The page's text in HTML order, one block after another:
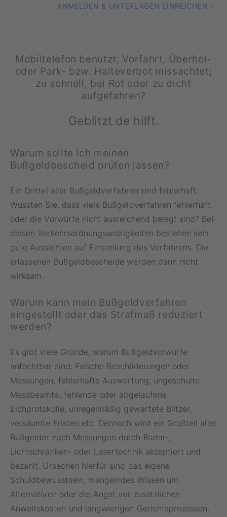
ANMELDEN & UNTERLAGEN EINREICHEN
Mobiltelefon benutzt; Vorfahrt, Überhol-
oder Park- bzw. Halteverbot missachtet;
zu schnell, bei Rot oder zu dicht
aufgefahren?
Geblitzt.de hilft.
Warum sollte ich meinen
Bußgeldbescheid prüfen lassen?
Ein Drittel aller Bußgeldverfahren sind fehlerhaft.
Wussten Sie, dass viele Bußgeldverfahren fehlerhaft
oder die Vorwürfe nicht ausreichend belegt sind? Bei
diesen Verkehrsordnungswidrigkeiten bestehen sehr
gute Aussichten auf Einstellung des Verfahrens. Die
erlassenen Bußgeldbescheide werden dann nicht
wirksam.
Warum kann mein Bußgeldverfahren
eingestellt oder das Strafmaß reduziert
werden?
Es gibt viele Gründe, warum Bußgeldvorwürfe
anfechtbar sind: Falsche Beschilderungen oder
Messungen, fehlerhafte Auswertung, ungeschulte
Messbeamte, fehlende oder abgelaufene
Eichprotokolle, unregelmäßig gewartete Blitzer,
versäumte Fristen etc. Dennoch wird ein Großteil aller
Bußgelder nach Messungen durch Radar-,
Lichtschranken- oder Lasertechnik akzeptiert und
bezahlt. Ursachen hierfür sind das eigene
Schuldbewusstsein, mangelndes Wissen um
Alternativen oder die Angst vor zusätzlichen
Anwaltskosten und langwierigen Gerichtsprozessen.